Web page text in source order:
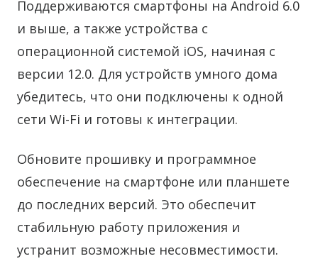
Поддерживаются смартфоны на Android 6.0
и выше, а также устройства с
операционной системой iOS, начиная с
версии 12.0. Для устройств умного дома
убедитесь, что они подключены к одной
сети Wi-Fi и готовы к интеграции.
Обновите прошивку и программное
обеспечение на смартфоне или планшете
до последних версий. Это обеспечит
стабильную работу приложения и
устранит возможные несовместимости.